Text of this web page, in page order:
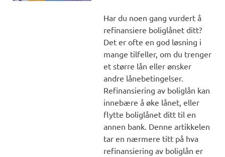
Har du noen gang vurdert å
refinansiere boliglånet ditt?
Det er ofte en god løsning i
mange tilfeller, om du trenger
et større lån eller ønsker
andre lånebetingelser.
Refinansiering av boliglån kan
innebære å øke lånet, eller
flytte boliglånet ditt til en
annen bank. Denne artikkelen
tar en nærmere titt på hva
refinansiering av boliglån er